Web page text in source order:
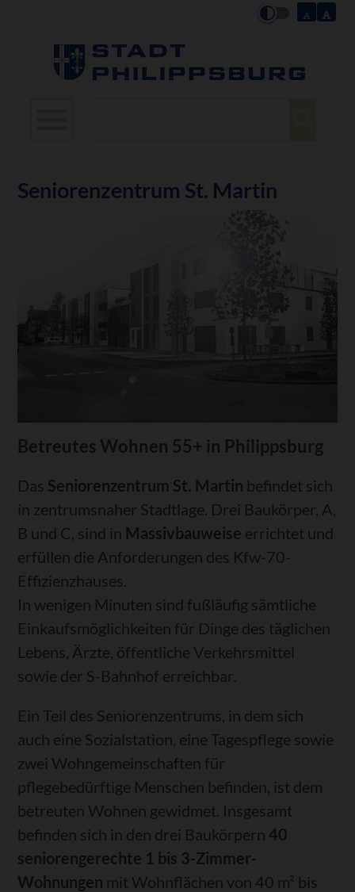
Seniorenzentrum St. Martin
Betreutes Wohnen 55+ in Philippsburg
Das Seniorenzentrum St. Martin befindet sich
in zentrumsnaher Stadtlage. Drei Baukörper, A,
B und C, sind in Massivbauweise errichtet und
erfüllen die Anforderungen des Kfw-70-
Effizienzhauses.
In wenigen Minuten sind fußläufig sämtliche
Einkaufsmöglichkeiten für Dinge des täglichen
Lebens, Ärzte, öffentliche Verkehrsmittel
sowie der S-Bahnhof erreichbar.
Ein Teil des Seniorenzentrums, in dem sich
auch eine Sozialstation, eine Tagespflege sowie
zwei Wohngemeinschaften für
pflegebedürftige Menschen befinden, ist dem
betreuten Wohnen gewidmet. Insgesamt
befinden sich in den drei Baukörpern 40
seniorengerechte 1 bis 3-Zimmer-
Wohnungen mit Wohnflächen von 40 m² bis